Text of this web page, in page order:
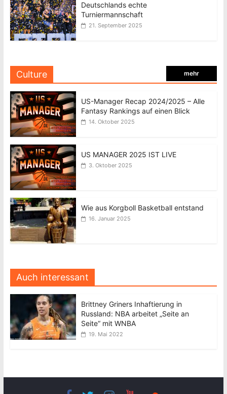
Deutschlands echte
Turniermannschaft
21. September 2025
Culture mehr
US-Manager Recap 2024/2025 – Alle
Fantasy Rankings auf einen Blick
14. Oktober 2025
US MANAGER 2025 IST LIVE
3. Oktober 2025
Wie aus Korgboll Basketball entstand
16. Januar 2025
Auch interessant
Brittney Griners Inhaftierung in
Russland: NBA arbeitet „Seite an
Seite“ mit WNBA
19. Mai 2022